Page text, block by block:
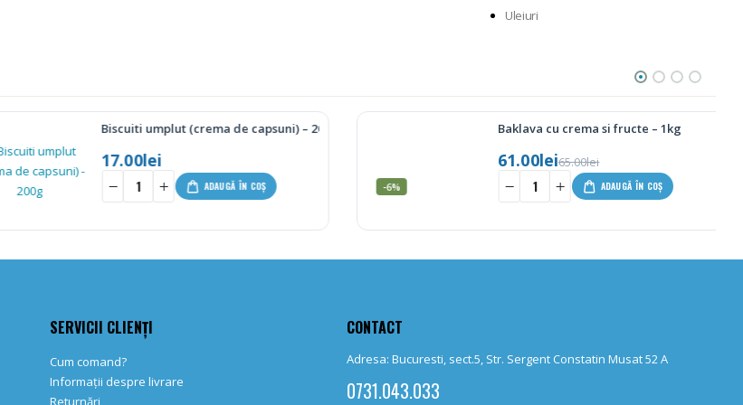
Uleiuri
Biscuiti umplut (crema de capsuni) – 200g
17.00lei
ADAUGĂ ÎN COȘ
Baklava cu crema si fructe – 1kg
65.00lei
61.00lei
ADAUGĂ ÎN COȘ
+
SERVICII CLIENȚI
Cum comand?
Informații despre livrare
Returnări
CONTACT
Adresa: Bucuresti, sect.5, Str. Sergent Constatin Musat 52 A
0731.043.033